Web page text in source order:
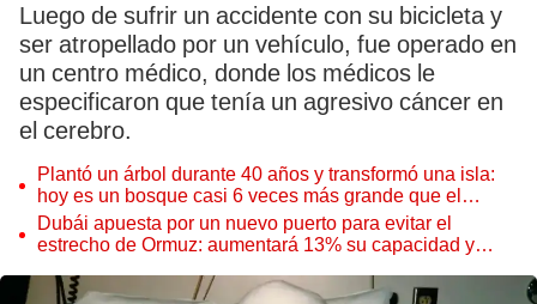
Luego de sufrir un accidente con su bicicleta y
ser atropellado por un vehículo, fue operado en
un centro médico, donde los médicos le
especificaron que tenía un agresivo cáncer en
el cerebro.
Plantó un árbol durante 40 años y transformó una isla:
hoy es un bosque casi 6 veces más grande que el
Parque de las Leyendas
Dubái apuesta por un nuevo puerto para evitar el
estrecho de Ormuz: aumentará 13% su capacidad y